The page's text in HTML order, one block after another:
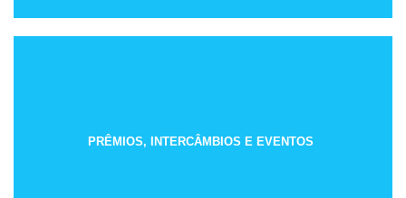
PRÊMIOS, INTERCÂMBIOS E EVENTOS